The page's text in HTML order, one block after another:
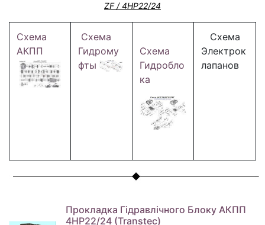
ZF / 4HP22/24
Схема
АКПП
Схема
Гидрому
фты
Схема
Гидробло
ка
Схема
Электрок
лапанов
Прокладка Гідравлічного Блоку АКПП
4HP22/24 (Transtec)